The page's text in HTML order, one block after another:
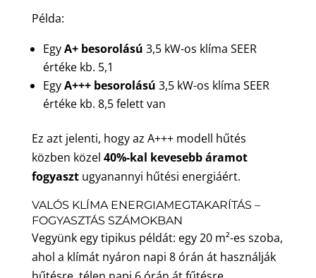
Példa:
EgyA+ besorolású 3,5 kW-os klíma SEER
értéke kb. 5,1
EgyA+++ besorolású 3,5 kW-os klíma SEER
értéke kb. 8,5 felett van
Ez azt jelenti, hogy az A+++ modell hűtés
közben közel 40%-kal kevesebb áramot
fogyasztugyanannyi hűtési energiáért.
VALÓS KLÍMA ENERGIAMEGTAKARÍTÁS –
FOGYASZTÁS SZÁMOKBAN
Vegyünk egy tipikus példát: egy 20 m²-es szoba,
ahol a klímát nyáron napi 8 órán át használják